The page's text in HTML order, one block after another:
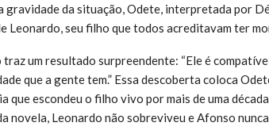
gravidade da situação, Odete, interpretada por
Leonardo, seu filho que todos acreditavam ter
traz um resultado surpreendente: “Ele é
que a gente tem.” Essa descoberta coloca
que escondeu o filho vivo por mais de uma
novela, Leonardo não sobreviveu e Afonso